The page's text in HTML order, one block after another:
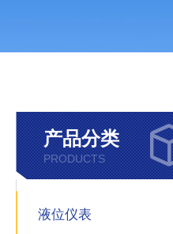
产品分类
PRODUCTS
液位仪表